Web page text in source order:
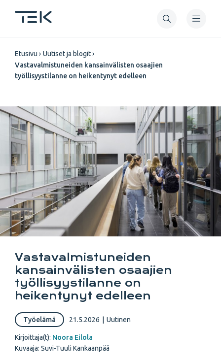
pääsisältöön
Murupolku
Etusivu
Uutiset ja blogit
Vastavalmistuneiden kansainvälisten osaajien
työllisyystilanne on heikentynyt edelleen
Vastavalmistuneiden
kansainvälisten osaajien
työllisyystilanne on
heikentynyt edelleen
Työelämä 21.5.2026 Uutinen
Kirjoittaja(t): Noora Eilola
Kuvaaja: Suvi-Tuuli Kankaanpää